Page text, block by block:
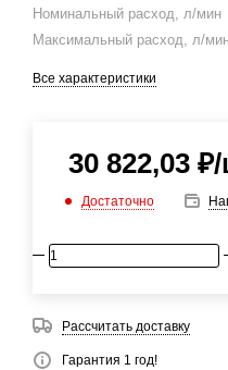
Номинальный расход, л/мин
Максимальный расход, л/
Все характеристики
30 822,03 ₽
Достаточно
Рассчитать доставку
Гарантия 1 год!